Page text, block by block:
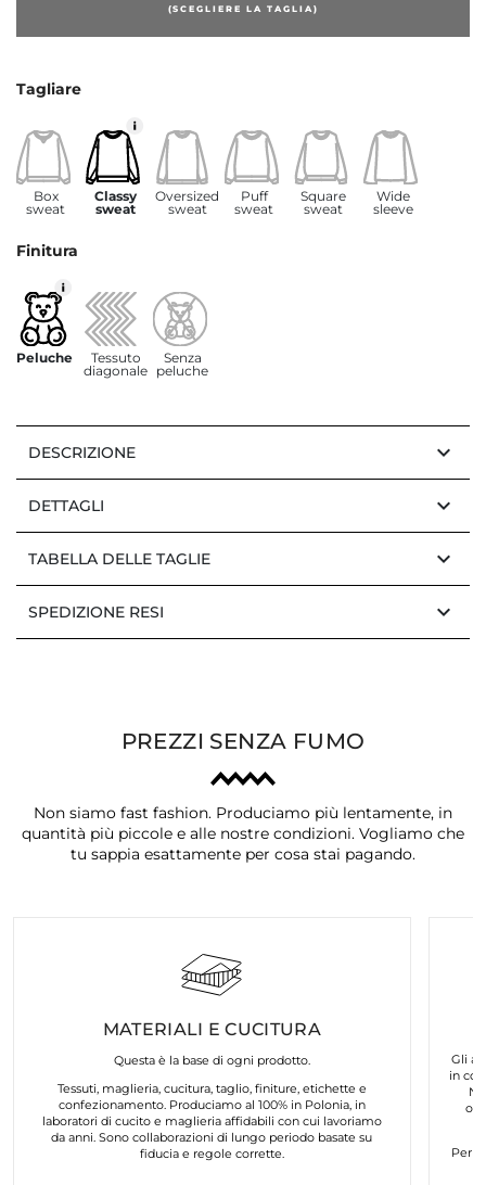
(SCEGLIERE LA TAGLIA)
Tagliare
Box
sweat
Classy
sweat
Oversized
sweat
Puff
sweat
Square
sweat
Wide
sleeve
Finitura
Peluche
Tessuto
diagonale
Senza
peluche
DESCRIZIONE keyboard_arrow_down
DETTAGLI keyboard_arrow_down
TABELLA DELLE TAGLIE keyboard_arrow_down
SPEDIZIONE RESI keyboard_arrow_down
PREZZI SENZA FUMO
Non siamo fast fashion. Produciamo più lentamente, in
quantità più piccole e alle nostre condizioni. Vogliamo che
tu sappia esattamente per cosa stai pagando.
MATERIALI E CUCITURA
Questa è la base di ogni prodotto.
Tessuti, maglieria, cucitura, taglio, finiture, etichette e
confezionamento. Produciamo al 100% in Polonia, in
laboratori di cucito e maglieria affidabili con cui lavoriamo
da anni. Sono collaborazioni di lungo periodo basate su
fiducia e regole corrette.
Gli
in
Per